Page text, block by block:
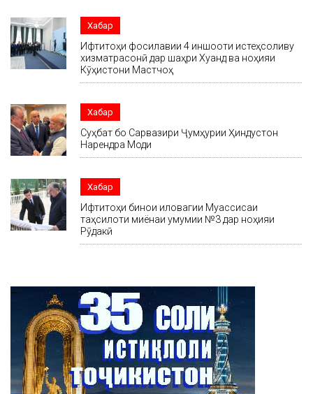
Хабар
Ифтитоҳи фосилавии 4 иншооти истеҳсоливу
хизматрасонӣ дар шаҳри Хуҷанд ва ноҳияи
Кӯҳистони Мастчоҳ
Хабар
Суҳбат бо Сарвазири Ҷумҳурии Ҳиндустон
Нарендра Моди
Хабар
Ифтитоҳи бинои иловагии Муассисаи
таҳсилоти миёнаи умумии №3 дар ноҳияи
Рӯдакӣ